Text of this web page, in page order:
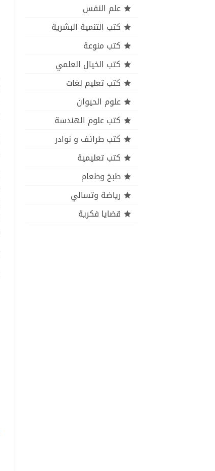
علم النفس
كتب التنمية البشرية
كتب منوعة
كتب الخيال العلمي
كتب تعليم لغات
علوم الحيوان
كتب علوم الهندسة
كتب طرائف و نوادر
كتب تعليمية
طبخ وطعام
رياضة وتسالي
قضايا فكرية